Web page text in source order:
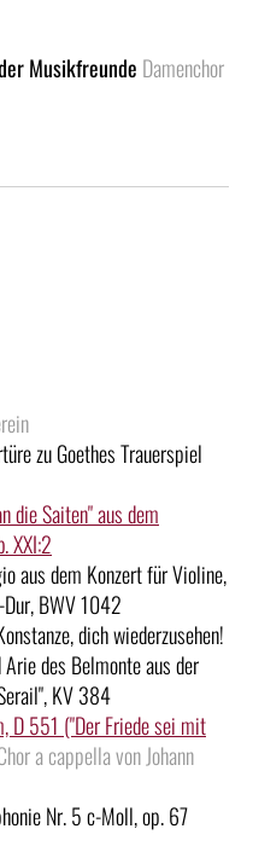
Musikfreunde Damenchor
zu Goethes Trauerspiel
die Saiten" aus dem
XXI:2
aus dem Konzert für Violine,
BWV 1042
dich wiederzusehen!
des Belmonte aus der
KV 384
D 551 ("Der Friede sei mit
a cappella von Johann
Nr. 5 c-Moll, op. 67